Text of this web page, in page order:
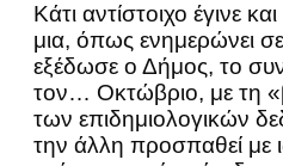
Κάτι αντίστοιχο έγινε
μια, όπως ενημερώνει
εξέδωσε ο Δήμος, το
τον… Οκτώβριο, με τη
των επιδημιολογικών
την άλλη προσπαθεί με